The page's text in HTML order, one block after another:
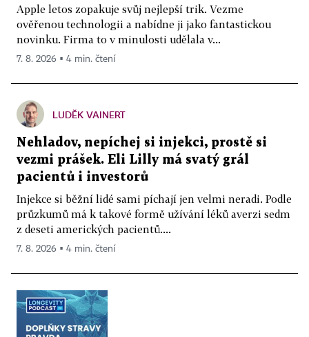
Apple letos zopakuje svůj nejlepší trik. Vezme
ověřenou technologii a nabídne ji jako fantastickou
novinku. Firma to v minulosti udělala v...
7. 8. 2026 ▪ 4 min. čtení
LUDĚK VAINERT
Nehladov, nepíchej si injekci, prostě si
vezmi prášek. Eli Lilly má svatý grál
pacientů i investorů
Injekce si běžní lidé sami píchají jen velmi neradi. Podle
průzkumů má k takové formě užívání léků averzi sedm
z deseti amerických pacientů....
7. 8. 2026 ▪ 4 min. čtení